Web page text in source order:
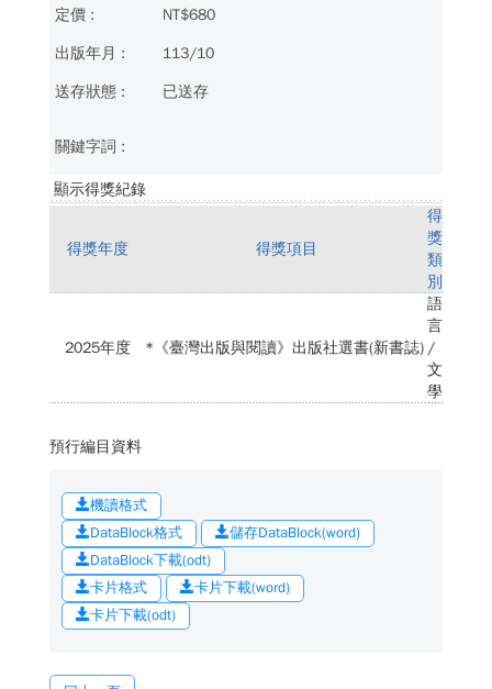
NT$680
113/10
已送存
顯示得獎紀錄
得獎年度 得獎項目
得
獎
類
別
2025年度 *《臺灣出版與閱讀》出版社選書(新書誌)
語
言
/
文
學
預行編目資料
機讀格式
DataBlock格式
儲存DataBlock(word)
DataBlock下載(odt)
卡片格式
卡片下載(word)
卡片下載(odt)